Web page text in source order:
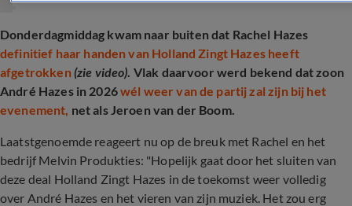
Donderdagmiddag kwam naar buiten dat Rachel Hazes
definitief haar handen van Holland Zingt Hazes heeft
afgetrokken(zie video). Vlak daarvoor werd bekend dat zoon
André Hazes in 2026wél weer van de partij zal zijn bij het
evenement, net als Jeroen van der Boom.
Laatstgenoemde reageert nu op de breuk met Rachel en het
bedrijf Melvin Produkties: "Hopelijk gaat door het sluiten van
deze deal Holland Zingt Hazes in de toekomst weer volledig
over André Hazes en het vieren van zijn muziek. Het zou erg